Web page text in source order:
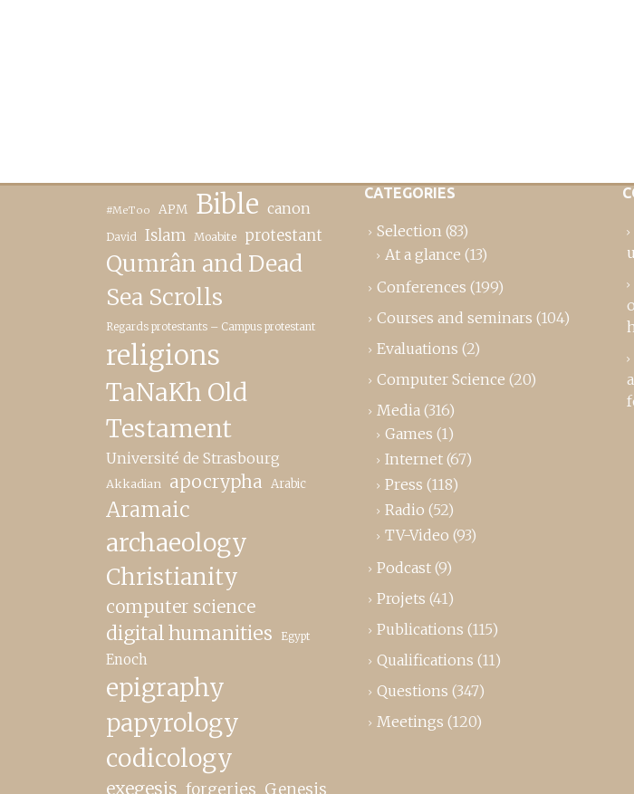
#MeToo APM Bible canon
David Islam Moabite protestant
Qumrân and Dead
Sea Scrolls
Regards protestants – Campus protestant
religions
TaNaKh Old
Testament
Université de Strasbourg
Akkadian apocrypha Arabic
Aramaic
archaeology
Christianity
computer science
digital humanities Egypt
Enoch
epigraphy
papyrology
codicology
exegesis forgeries Genesis
CATEGORIES
Selection (83)
At a glance (13)
Conferences (199)
Courses and seminars (104)
Evaluations (2)
Computer Science (20)
Media (316)
Games (1)
Internet (67)
Press (118)
Radio (52)
TV-Video (93)
Podcast (9)
Projets (41)
Publications (115)
Qualifications (11)
Questions (347)
Meetings (120)